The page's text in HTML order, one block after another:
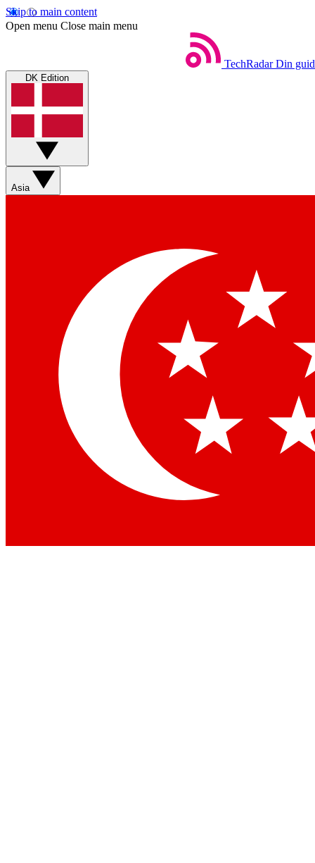
Skip to main content
Open menu Close main menu
TechRadar Din
DK Edition
Asia